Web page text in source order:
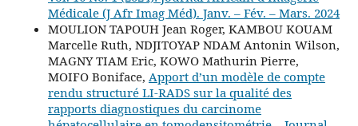
Médicale (J Afr Imag Méd). Janv. – Fév. – Mars. 2024
MOULION TAPOUH Jean Roger, KAMBOU KOUAM
Marcelle Ruth, NDJITOYAP NDAM Antonin Wilson,
MAGNY TIAM Eric, KOWO Mathurin Pierre,
MOIFO Boniface, Apport d’un modèle de compte
rendu structuré LI-RADS sur la qualité des
rapports diagnostiques du carcinome